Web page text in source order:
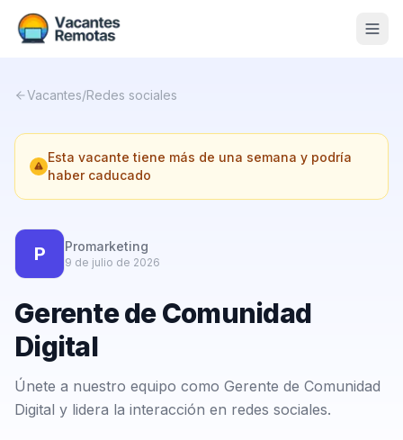
Nosotros
Contacto
Calculadora Freelance
Vacantes/Redes sociales
Esta vacante tiene más de una semana y podría
haber caducado
P Promarketing
9 de julio de 2026
Gerente de Comunidad
Digital
Únete a nuestro equipo como Gerente de Comunidad
Digital y lidera la interacción en redes sociales.